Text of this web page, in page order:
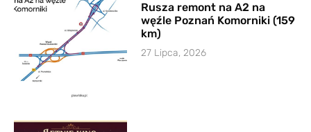
Rusza remont na A2 na
węźle Poznań Komorniki (159
km)
27 Lipca, 2026